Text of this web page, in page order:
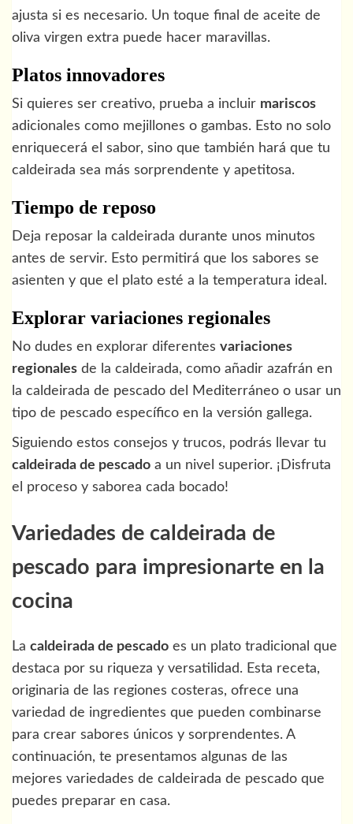
ajusta si es necesario. Un toque final de aceite de
oliva virgen extra puede hacer maravillas.
Platos innovadores
Si quieres ser creativo, prueba a incluir mariscos
adicionales como mejillones o gambas. Esto no solo
enriquecerá el sabor, sino que también hará que tu
caldeirada sea más sorprendente y apetitosa.
Tiempo de reposo
Deja reposar la caldeirada durante unos minutos
antes de servir. Esto permitirá que los sabores se
asienten y que el plato esté a la temperatura ideal.
Explorar variaciones regionales
No dudes en explorar diferentes variaciones
regionales de la caldeirada, como añadir azafrán en
la caldeirada de pescado del Mediterráneo o usar un
tipo de pescado específico en la versión gallega.
Siguiendo estos consejos y trucos, podrás llevar tu
caldeirada de pescado a un nivel superior. ¡Disfruta
el proceso y saborea cada bocado!
Variedades de caldeirada de
pescado para impresionarte en la
cocina
La caldeirada de pescado es un plato tradicional que
destaca por su riqueza y versatilidad. Esta receta,
originaria de las regiones costeras, ofrece una
variedad de ingredientes que pueden combinarse
para crear sabores únicos y sorprendentes. A
continuación, te presentamos algunas de las
mejores variedades de caldeirada de pescado que
puedes preparar en casa.